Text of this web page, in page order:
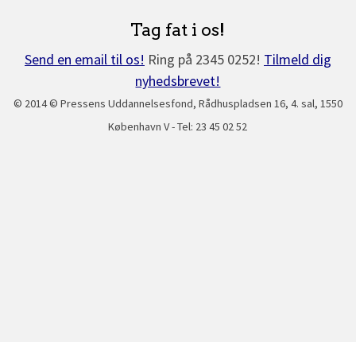
Tag fat i os!
Send en email til os! Ring på 2345 0252! Tilmeld dig
nyhedsbrevet!
© 2014 © Pressens Uddannelsesfond, Rådhuspladsen 16, 4. sal, 1550
København V - Tel: 23 45 02 52